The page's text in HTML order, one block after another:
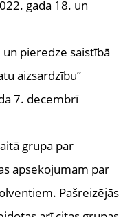
gada 18. un
pieredze saistībā
aizsardzību”
7. decembrī
grupa par
apsekojumam par
Pašreizējās